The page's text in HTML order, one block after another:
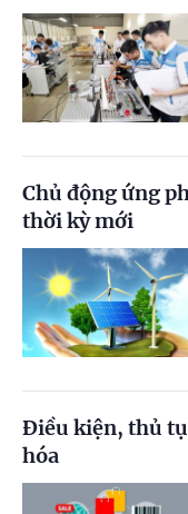
Chủ động ứng
thời kỳ mới
Điều kiện, thủ
hóa